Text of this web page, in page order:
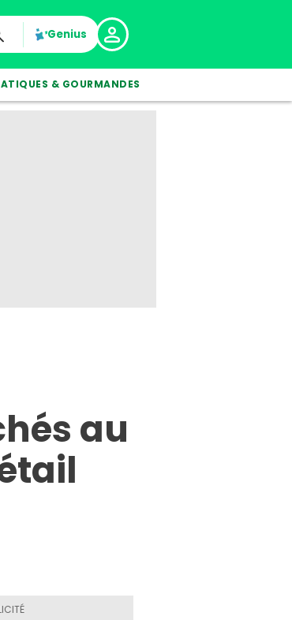
Genius
& GOURMANDES
au